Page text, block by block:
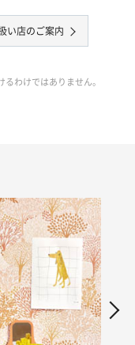
い店のご案内
わけではありません。